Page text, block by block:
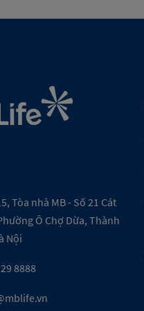
Tòa nhà MB - Số 21 Cát
Ô Chợ Dừa, Thành
Nội
8888